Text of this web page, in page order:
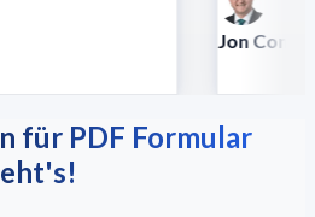
Jon Conradt
für PDF Formular